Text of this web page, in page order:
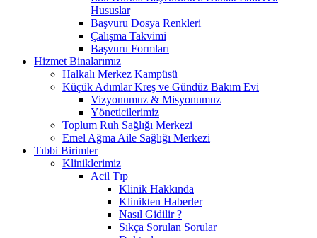
Hususlar
Başvuru Dosya Renkleri
Çalışma Takvimi
Başvuru Formları
Hizmet Binalarımız
Halkalı Merkez Kampüsü
Küçük Adımlar Kreş ve Gündüz Bakım Evi
Vizyonumuz & Misyonumuz
Yöneticilerimiz
Toplum Ruh Sağlığı Merkezi
Emel Ağma Aile Sağlığı Merkezi
Tıbbi Birimler
Kliniklerimiz
Acil Tıp
Klinik Hakkında
Klinikten Haberler
Nasıl Gidilir ?
Sıkça Sorulan Sorular